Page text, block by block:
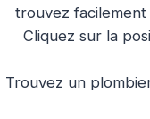
trouvez
Cliquez sur la
Trouvez un